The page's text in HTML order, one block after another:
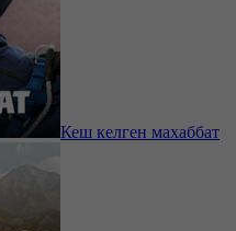
Кеш келген махаббат